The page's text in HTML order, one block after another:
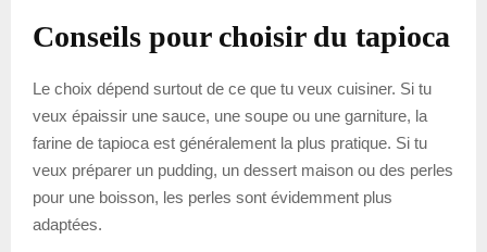
Conseils pour choisir du tapioca
Le choix dépend surtout de ce que tu veux cuisiner. Si tu
veux épaissir une sauce, une soupe ou une garniture, la
farine de tapioca est généralement la plus pratique. Si tu
veux préparer un pudding, un dessert maison ou des perles
pour une boisson, les perles sont évidemment plus
adaptées.